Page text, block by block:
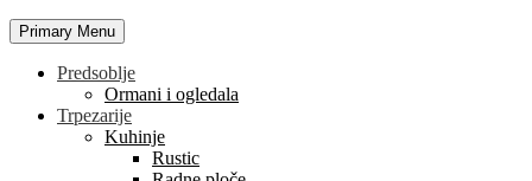
Primary Menu
Predsoblje
Ormani i ogledala
Trpezarije
Kuhinje
Rustic